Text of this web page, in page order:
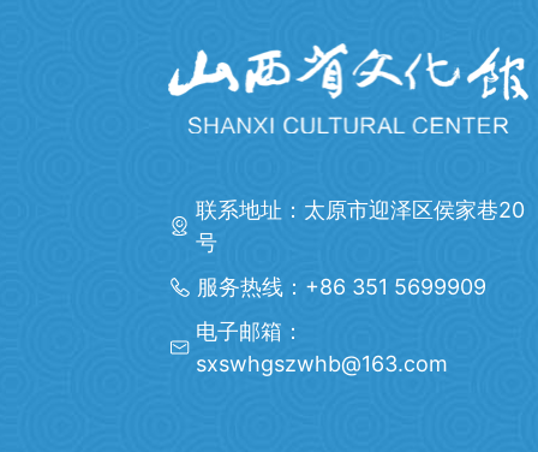
联系地址：太原市迎泽区侯家巷20
号
服务热线：+86 351 5699909
电子邮箱：
sxswhgszwhb@163.com